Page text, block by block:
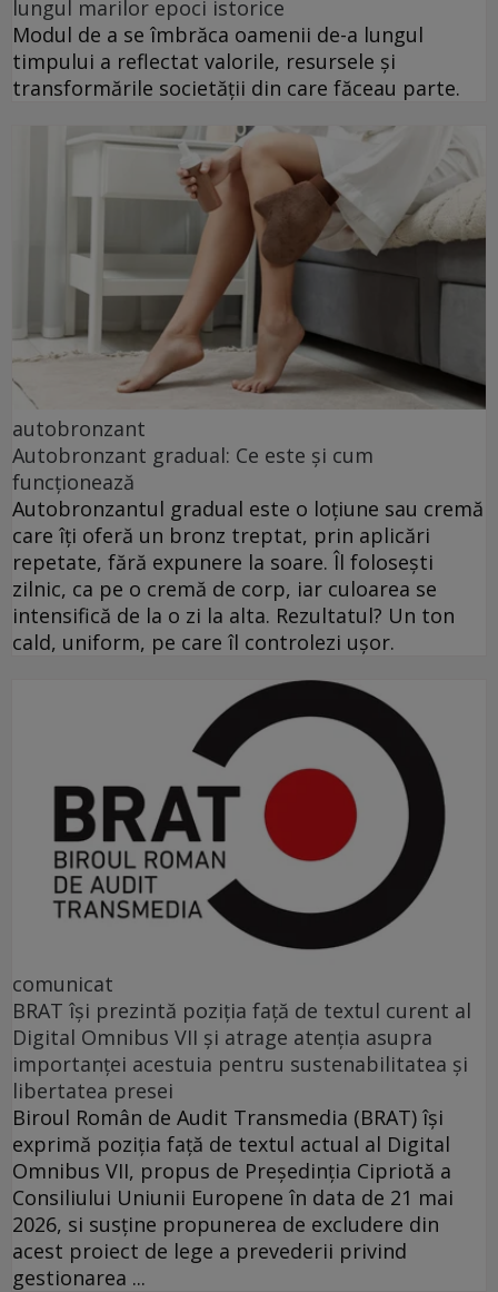
lungul marilor epoci istorice
Modul de a se îmbrăca oamenii de-a lungul
timpului a reflectat valorile, resursele și
transformările societății din care făceau parte.
autobronzant
Autobronzant gradual: Ce este și cum
funcționează
Autobronzantul gradual este o loțiune sau cremă
care îți oferă un bronz treptat, prin aplicări
repetate, fără expunere la soare. Îl folosești
zilnic, ca pe o cremă de corp, iar culoarea se
intensifică de la o zi la alta. Rezultatul? Un ton
cald, uniform, pe care îl controlezi ușor.
comunicat
BRAT își prezintă poziția față de textul curent al
Digital Omnibus VII și atrage atenția asupra
importanței acestuia pentru sustenabilitatea și
libertatea presei
Biroul Român de Audit Transmedia (BRAT) își
exprimă poziția față de textul actual al Digital
Omnibus VII, propus de Președinția Cipriotă a
Consiliului Uniunii Europene în data de 21 mai
2026, si susține propunerea de excludere din
acest proiect de lege a prevederii privind
gestionarea ...